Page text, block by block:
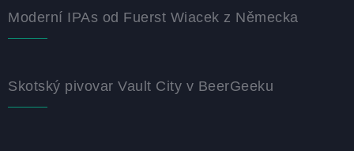
Moderní IPAs od Fuerst Wiacek z Německa
Skotský pivovar Vault City v BeerGeeku